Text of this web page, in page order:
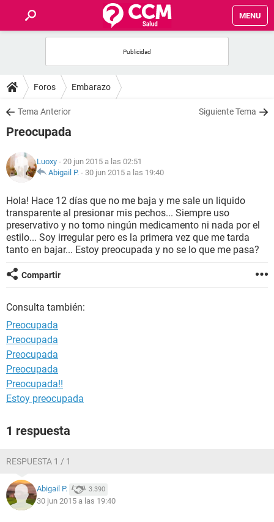
MENU
FOROS
SALUD
NUTRICIÓN
BIENESTAR
SEXUALIDAD
GLOSARIO
Foros Embarazo
Tema Anterior Siguiente Tema
Preocupada
Luoxy - 20 jun 2015 a las 02:51
Abigail P. - 30 jun 2015 a las 19:40
Hola! Hace 12 días que no me baja y me sale un liquido
transparente al presionar mis pechos... Siempre uso
preservativo y no tomo ningún medicamento ni nada por el
estilo... Soy irregular pero es la primera vez que me tarda
tanto en bajar... Estoy preocupada y no se lo que me pasa?
Compartir
Consulta también:
Preocupada
Preocupada
Preocupada
Preocupada
Preocupada!!
Estoy preocupada
1 respuesta
RESPUESTA 1 / 1
Abigail P. 3.390
30 jun 2015 a las 19:40